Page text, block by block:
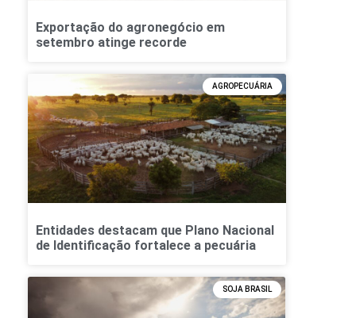
Exportação do agronegócio em
setembro atinge recorde
AGROPECUÁRIA
Entidades destacam que Plano Nacional
de Identificação fortalece a pecuária
SOJA BRASIL